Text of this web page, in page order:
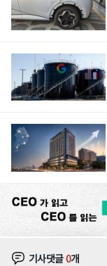
기사댓글0개